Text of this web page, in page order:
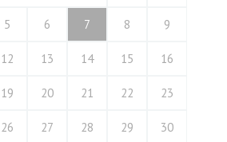
5 6 7 8 9
12 13 14 15 16
19 20 21 22 23
26 27 28 29 30